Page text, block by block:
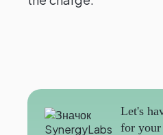
Let's
for your